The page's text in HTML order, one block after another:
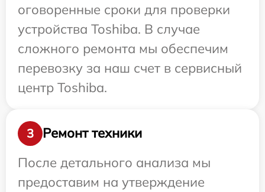
оговоренные сроки для проверки
устройства Toshiba. В случае
сложного ремонта мы обеспечим
перевозку за наш счет в сервисный
центр Toshiba.
3
Ремонт техники
После детального анализа мы
предоставим на утверждение